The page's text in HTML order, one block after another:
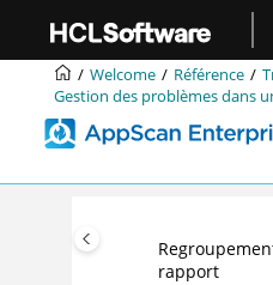
Welcome Référence
Gestion des problèmes dans
Rubriques de
dossiers
Triage avec des
Récapitulation
dans les
rapport et de
rapport